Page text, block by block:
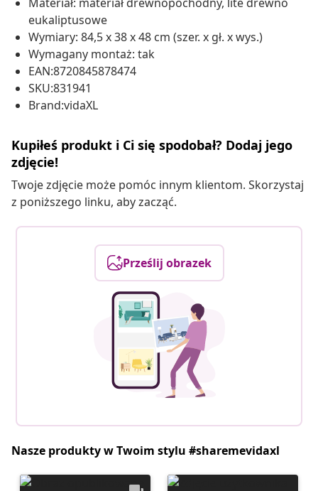
eukaliptusowe
Wymiary: 84,5 x 38 x 48 cm (szer. x gł. x wys.)
Wymagany montaż: tak
EAN:8720845878474
SKU:831941
Brand:vidaXL
Kupiłeś produkt i Ci się spodobał? Dodaj jego
zdjęcie!
Twoje zdjęcie może pomóc innym klientom. Skorzystaj
z poniższego linku, aby zacząć.
Prześlij obrazek
Nasze produkty w Twoim stylu #sharemevidaxl